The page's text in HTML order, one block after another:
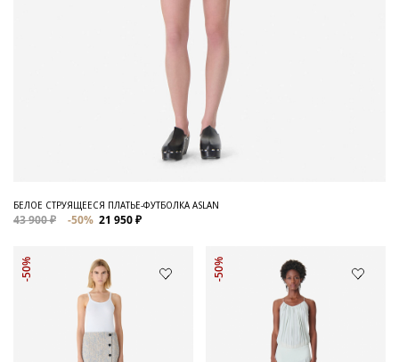
БЕЛОЕ СТРУЯЩЕЕСЯ ПЛАТЬЕ-ФУТБОЛКА ASLAN
43 900 ₽ -50% 21 950 ₽
-50% -50%